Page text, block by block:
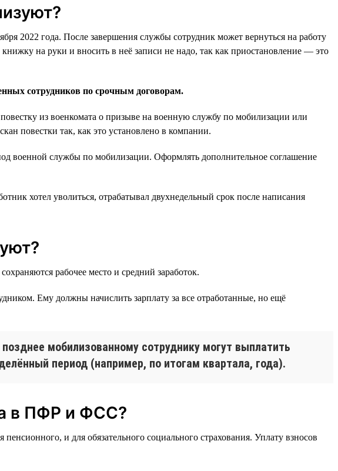
2022 года. После завершения службы сотрудник может вернуться на работу
на руки и вносить в неё записи не надо, так как приостановление — это
сотрудников по срочным договорам.
из военкомата о призыве на военную службу по мобилизации или
повестки так, как это установлено в компании.
военной службы по мобилизации. Оформлять дополнительное соглашение
хотел уволиться, отрабатывал двухнедельный срок после написания
рабочее место и средний заработок.
Ему должны начислить зарплату за все отработанные, но ещё
мобилизованному сотруднику могут выплатить
период (например, по итогам квартала, года).
в ПФР и ФСС?
и для обязательного социального страхования. Уплату взносов